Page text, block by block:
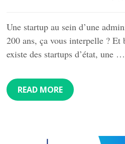
Une startup au sein d’une
200 ans, ça vous interpelle ? Et
existe des startups d’état, une …
READ MORE